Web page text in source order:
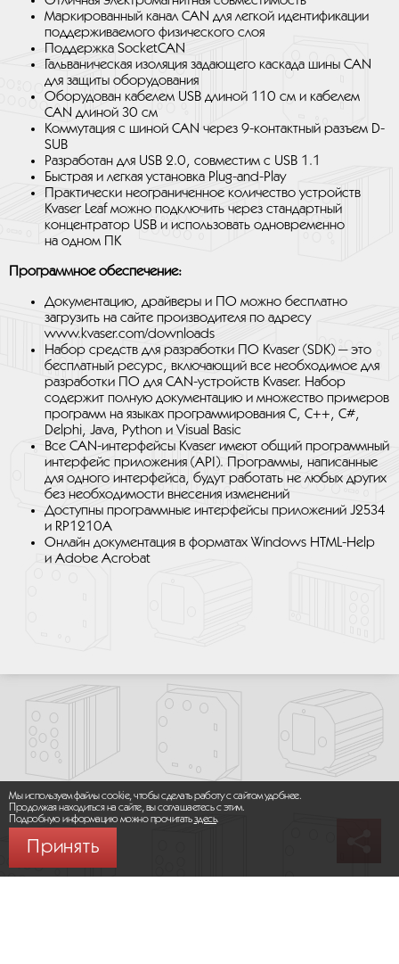
Маркированный канал CAN для легкой идентификации
поддерживаемого физического слоя
Поддержка SocketCAN
Гальваническая изоляция задающего каскада шины CAN
для защиты оборудования
Оборудован кабелем USB длиной 110 см и кабелем
CAN длиной 30 см
Коммутация с шиной CAN через 9-контактный разъем D-
SUB
Разработан для USB 2.0, совместим с USB 1.1
Быстрая и легкая установка Plug-and-Play
Практически неограниченное количество устройств
Kvaser Leaf можно подключить через стандартный
концентратор USB и использовать одновременно
на одном ПК
Программное обеспечение:
Документацию, драйверы и ПО можно бесплатно
загрузить на сайте производителя по адресу
www.kvaser.com/downloads
Набор средств для разработки ПО Kvaser (SDK) — это
бесплатный ресурс, включающий все необходимое для
разработки ПО для CAN-устройств Kvaser. Набор
содержит полную документацию и множество примеров
программ на языках программирования C, C++, C#,
Delphi, Java, Python и Visual Basic
Все CAN-интерфейсы Kvaser имеют общий программный
интерфейс приложения (API). Программы, написанные
для одного интерфейса, будут работать не любых других
без необходимости внесения изменений
Доступны программные интерфейсы приложений J2534
и RP1210A
Онлайн документация в форматах Windows HTML-Help
и Adobe Acrobat
Мы используем файлы cookie, чтобы сделать работу с сайтом удобнее.
Продолжая находиться на сайте, вы соглашаетесь с этим.
Подробную информацию можно прочитатьздесь.
Принять